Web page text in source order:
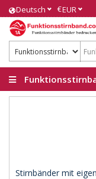
Deutsch €EUR
Stirnbänder mit